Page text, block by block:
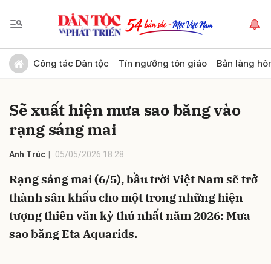
Công tác Dân tộc Tín ngưỡng tôn giáo Bản làng
Sẽ xuất hiện mưa sao băng vào
rạng sáng mai
Anh Trúc 05/05/2026 18:28
Rạng sáng mai (6/5), bầu trời Việt Nam sẽ trở
thành sân khấu cho một trong những hiện
tượng thiên văn kỳ thú nhất năm 2026: Mưa
sao băng Eta Aquarids.
Gửi bình luận
Hủy Gửi